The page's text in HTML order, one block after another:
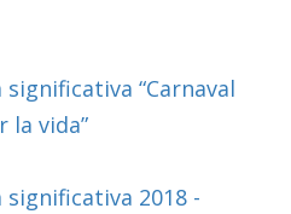
significativa “Carnaval
la vida”
significativa 2018 -